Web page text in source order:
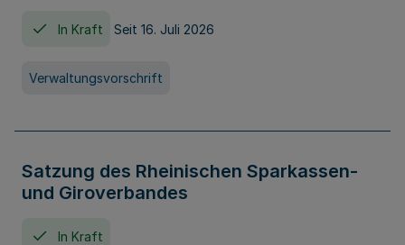
In Kraft Seit 16. Juli 2026
Verwaltungsvorschrift
Satzung des Rheinischen Sparkassen-
und Giroverbandes
In Kraft